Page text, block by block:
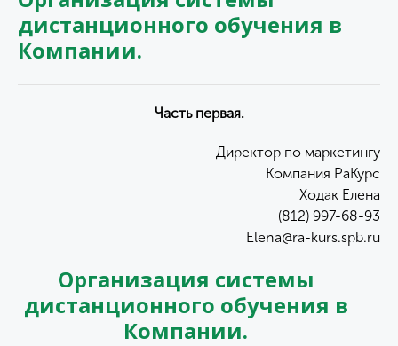
дистанционного обучения в
Компании.
Часть первая.
Директор по маркетингу
Компания РаКурс
Ходак Елена
(812) 997-68-93
Elena@ra-kurs.spb.ru
Организация системы
дистанционного обучения в
Компании.